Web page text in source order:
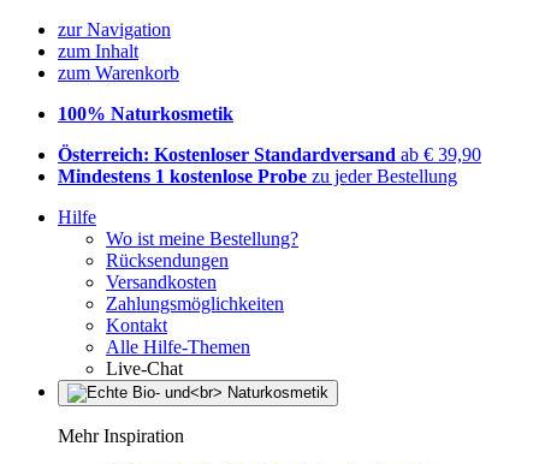
zur Navigation
zum Inhalt
zum Warenkorb
100% Naturkosmetik
Österreich: Kostenloser Standardversand ab € 39,90
Mindestens 1 kostenlose Probe zu jeder Bestellung
Hilfe
Wo ist meine Bestellung?
Rücksendungen
Versandkosten
Zahlungsmöglichkeiten
Kontakt
Alle Hilfe-Themen
Live-Chat
Mehr Inspiration